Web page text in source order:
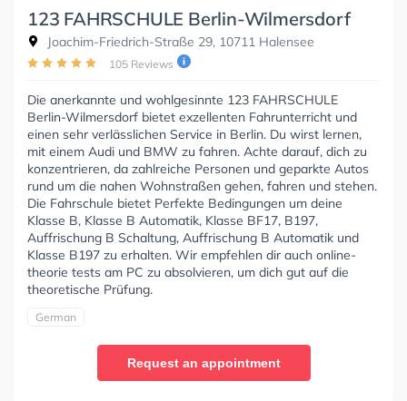
123 FAHRSCHULE Berlin-Wilmersdorf
Joachim-Friedrich-Straße 29, 10711 Halensee
105 Reviews
Die anerkannte und wohlgesinnte 123 FAHRSCHULE
Berlin-Wilmersdorf bietet exzellenten Fahrunterricht und
einen sehr verlässlichen Service in Berlin. Du wirst lernen,
mit einem Audi und BMW zu fahren. Achte darauf, dich zu
konzentrieren, da zahlreiche Personen und geparkte Autos
rund um die nahen Wohnstraßen gehen, fahren und stehen.
Die Fahrschule bietet Perfekte Bedingungen um deine
Klasse B, Klasse B Automatik, Klasse BF17, B197,
Auffrischung B Schaltung, Auffrischung B Automatik und
Klasse B197 zu erhalten. Wir empfehlen dir auch online-
theorie tests am PC zu absolvieren, um dich gut auf die
theoretische Prüfung.
German
Request an appointment